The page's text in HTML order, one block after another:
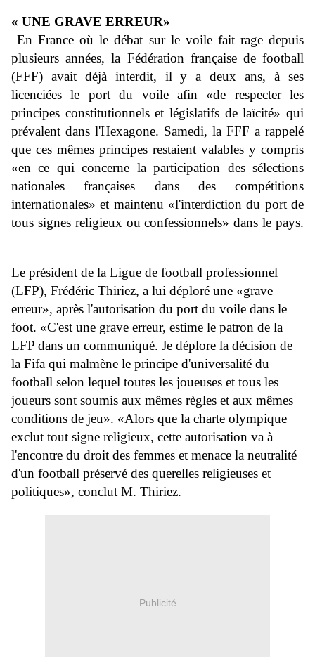
« UNE GRAVE ERREUR»
En France où le débat sur le voile fait rage depuis
plusieurs années, la Fédération française de football
(FFF) avait déjà interdit, il y a deux ans, à ses
licenciées le port du voile afin «de respecter les
principes constitutionnels et législatifs de laïcité» qui
prévalent dans l'Hexagone. Samedi, la FFF a rappelé
que ces mêmes principes restaient valables y compris
«en ce qui concerne la participation des sélections
nationales françaises dans des compétitions
internationales» et maintenu «l'interdiction du port de
tous signes religieux ou confessionnels» dans le pays.
Le président de la Ligue de football professionnel
(LFP), Frédéric Thiriez, a lui déploré une «grave
erreur», après l'autorisation du port du voile dans le
foot. «C'est une grave erreur, estime le patron de la
LFP dans un communiqué. Je déplore la décision de
la Fifa qui malmène le principe d'universalité du
football selon lequel toutes les joueuses et tous les
joueurs sont soumis aux mêmes règles et aux mêmes
conditions de jeu». «Alors que la charte olympique
exclut tout signe religieux, cette autorisation va à
l'encontre du droit des femmes et menace la neutralité
d'un football préservé des querelles religieuses et
politiques», conclut M. Thiriez.
Publicité